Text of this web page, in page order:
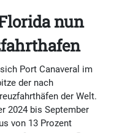
nun
Port Canaveral im
der nach
der Welt.
2024 bis September
von 13 Prozent